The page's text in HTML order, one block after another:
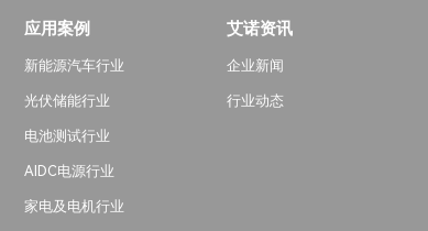
应用案例
新能源汽车行业
光伏储能行业
电池测试行业
AIDC电源行业
家电及电机行业
艾诺资讯
企业新闻
行业动态